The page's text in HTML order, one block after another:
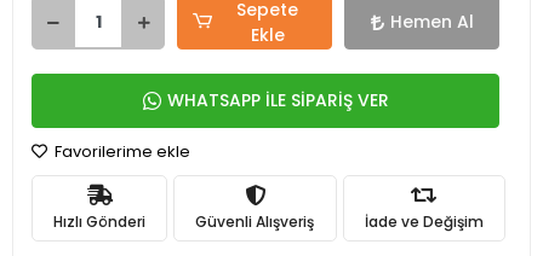
Sepete
Ekle
Hemen Al
WHATSAPP İLE SİPARİŞ VER
Favorilerime ekle
Hızlı Gönderi Güvenli Alışveriş İade ve Değişim